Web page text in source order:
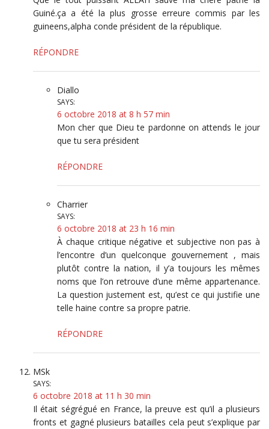
Guiné.ça a été la plus grosse erreure commis par les
guineens,alpha conde président de la république.
RÉPONDRE
Diallo
SAYS:
6 octobre 2018 at 8 h 57 min
Mon cher que Dieu te pardonne on attends le jour
que tu sera président
RÉPONDRE
Charrier
SAYS:
6 octobre 2018 at 23 h 16 min
À chaque critique négative et subjective non pas à
l’encontre d’un quelconque gouvernement , mais
plutôt contre la nation, il y’a toujours les mêmes
noms que l’on retrouve d’une même appartenance.
La question justement est, qu’est ce qui justifie une
telle haine contre sa propre patrie.
RÉPONDRE
MSk
SAYS:
6 octobre 2018 at 11 h 30 min
Il était ségrégué en France, la preuve est qu’il a plusieurs
fronts et gagné plusieurs batailles cela peut s’explique par